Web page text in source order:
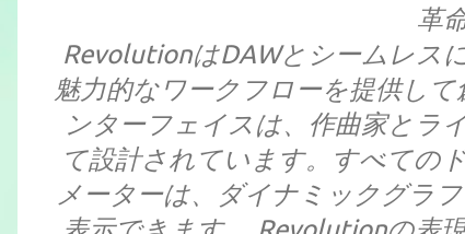
革
RevolutionはDAWとシームレス
魅力的なワークフローを提供し
ンターフェイスは、作曲家とラ
て設計されています。すべての
メーターは、ダイナミックグラ